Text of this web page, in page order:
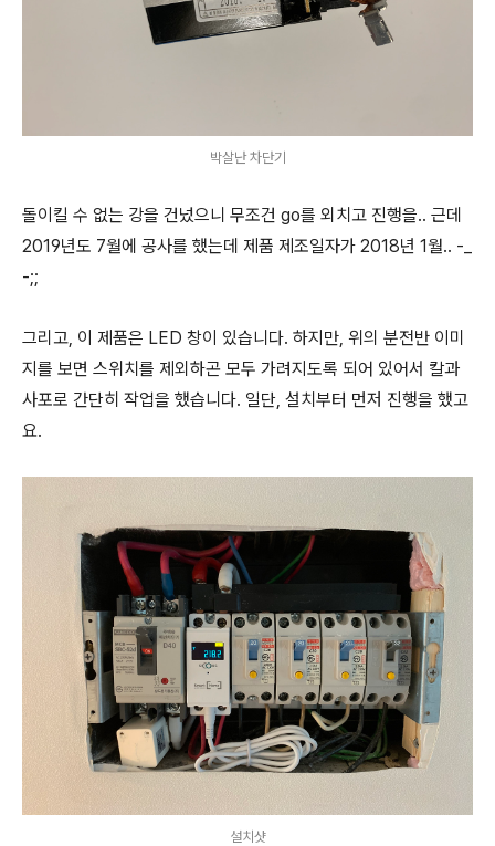
박살난 차단기
돌이킬 수 없는 강을 건넜으니 무조건 go를 외치고 진행을.. 근데
2019년도 7월에 공사를 했는데 제품 제조일자가 2018년 1월.. -_
-;;
그리고, 이 제품은 LED 창이 있습니다. 하지만, 위의 분전반 이미
지를 보면 스위치를 제외하곤 모두 가려지도록 되어 있어서 칼과
사포로 간단히 작업을 했습니다. 일단, 설치부터 먼저 진행을 했고
요.
설치샷